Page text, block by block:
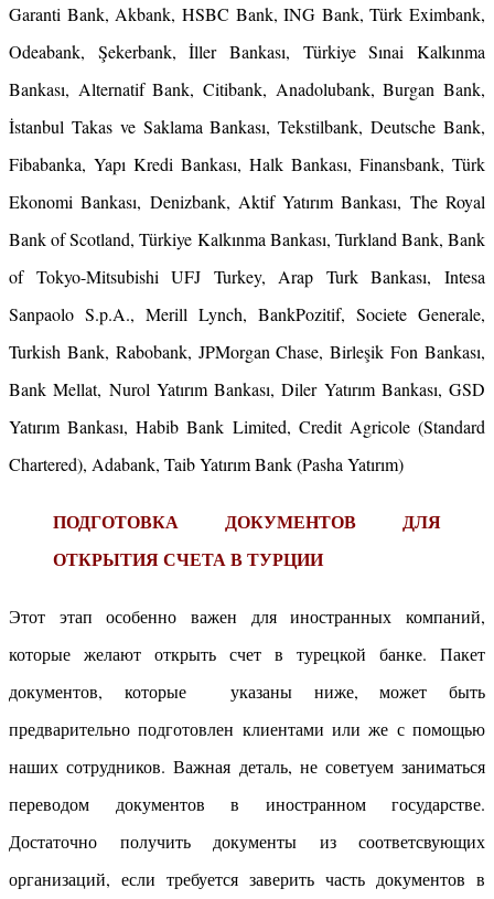
Garanti Bank, Akbank, HSBC Bank, ING Bank, Türk Eximbank,
Odeabank, Şekerbank, İller Bankası, Türkiye Sınai Kalkınma
Bankası, Alternatif Bank, Citibank, Anadolubank, Burgan Bank,
İstanbul Takas ve Saklama Bankası, Tekstilbank, Deutsche Bank,
Fibabanka, Yapı Kredi Bankası, Halk Bankası, Finansbank, Türk
Ekonomi Bankası, Denizbank, Aktif Yatırım Bankası, The Royal
Bank of Scotland, Türkiye Kalkınma Bankası, Turkland Bank, Bank
of Tokyo-Mitsubishi UFJ Turkey, Arap Turk Bankası, Intesa
Sanpaolo S.p.A., Merill Lynch, BankPozitif, Societe Generale,
Turkish Bank, Rabobank, JPMorgan Chase, Birleşik Fon Bankası,
Bank Mellat, Nurol Yatırım Bankası, Diler Yatırım Bankası, GSD
Yatırım Bankası, Habib Bank Limited, Credit Agricole (Standard
Chartered), Adabank, Taib Yatırım Bank (Pasha Yatırım)
ПОДГОТОВКА ДОКУМЕНТОВ ДЛЯ
ОТКРЫТИЯ СЧЕТА В ТУРЦИИ
Этот этап особенно важен для иностранных компаний,
которые желают открыть счет в турецкой банке. Пакет
документов, которые указаны ниже, может быть
предварительно подготовлен клиентами или же с помощью
наших сотрудников. Важная деталь, не советуем заниматься
переводом документов в иностранном государстве.
Достаточно получить документы из соответсвующих
организаций, если требуется заверить часть документов в